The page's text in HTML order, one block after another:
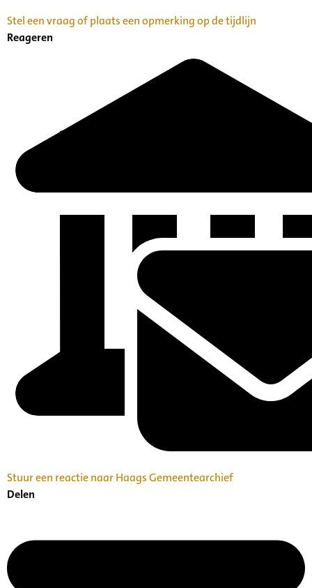
Stel een vraag of plaats een opmerking op de tijdlijn
Reageren
Stuur een reactie naar Haags Gemeentearchief
Delen